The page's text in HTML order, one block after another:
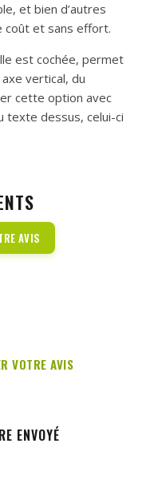
et bien d’autres
coût et sans effort.
est cochée, permet
vertical, du
cette option avec
texte dessus, celui-ci
AVIS
VOTRE AVIS
ENVOYÉ